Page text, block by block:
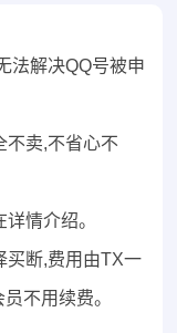
法解决QQ号被申
不卖,不省心不
情介绍。
买断,费用由TX一
不用续费。